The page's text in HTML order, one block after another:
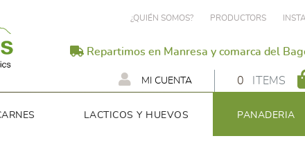
¿QUIÉN SOMOS? PRODUCTORS
Repartimos en Manresa y comarca del
0 ITEMS
MI CUENTA
LACTICOS Y HUEVOS PANADERIA